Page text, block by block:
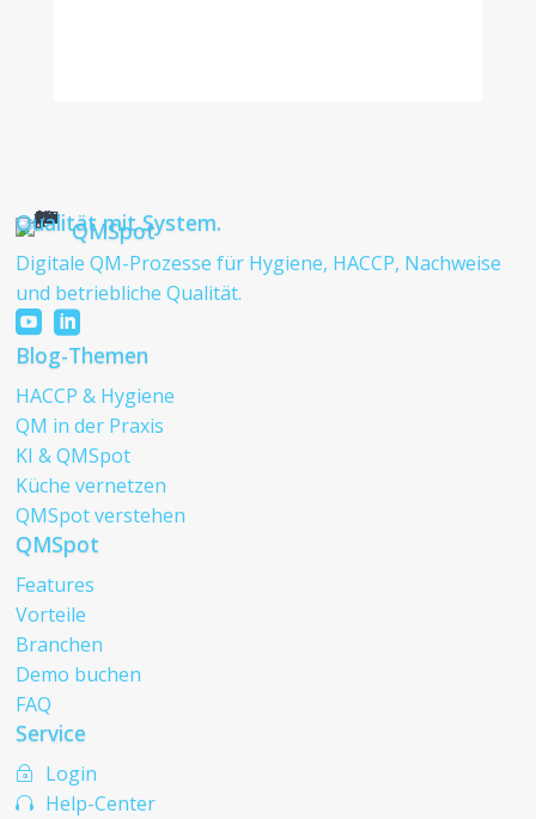
QMSpot
Qualität mit System.
Digitale QM-Prozesse für Hygiene, HACCP, Nachweise
und betriebliche Qualität.


Blog-Themen
HACCP & Hygiene
QM in der Praxis
KI & QMSpot
Küche vernetzen
QMSpot verstehen
QMSpot
Features
Vorteile
Branchen
Demo buchen
FAQ
Service
~ Login
 Help-Center